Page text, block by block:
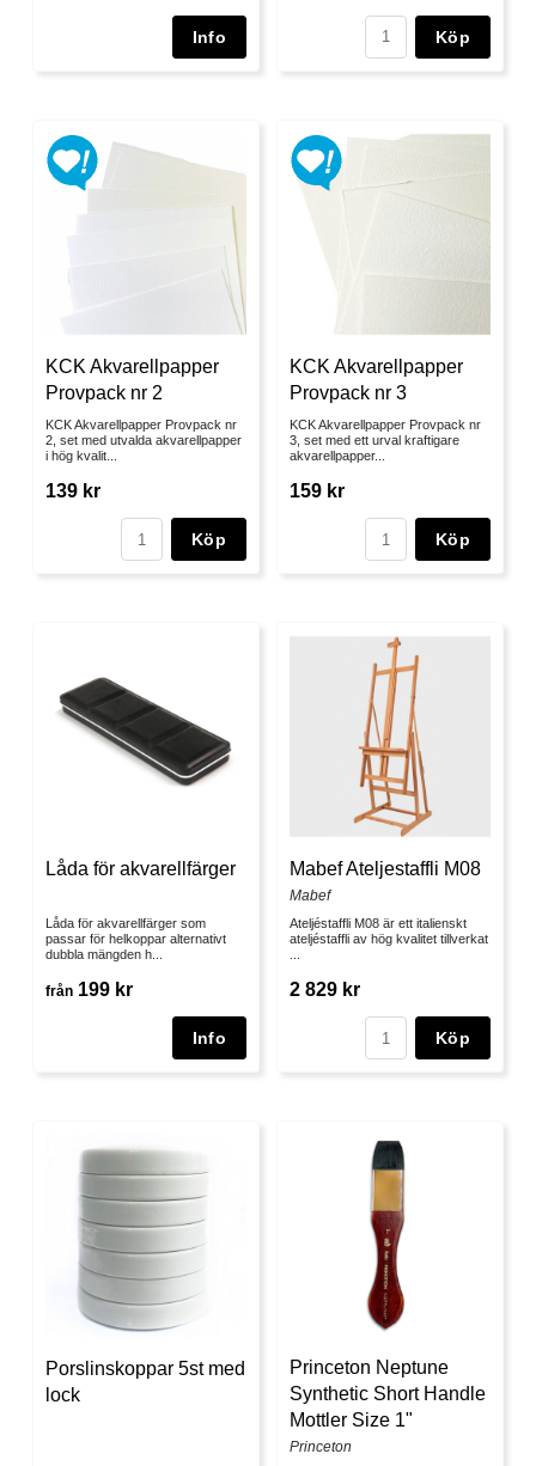
Köp
KCK Akvarellpapper
Provpack nr 2
KCK Akvarellpapper Provpack nr
2, set med utvalda akvarellpapper
i hög kvalit...
139 kr
Köp
KCK Akvarellpapper
Provpack nr 3
KCK Akvarellpapper Provpack nr
3, set med ett urval kraftigare
akvarellpapper...
159 kr
Köp
Låda för akvarellfärger
Låda för akvarellfärger som
passar för helkoppar alternativt
dubbla mängden h...
från 199 kr
Mabef Ateljestaffli M08
Mabef
Ateljéstaffli M08 är ett italienskt
ateljéstaffli av hög kvalitet tillverkat
2 829 kr
Köp
Porslinskoppar 5st med
lock
Princeton Neptune
Synthetic Short Handle
Mottler Size 1"
Princeton